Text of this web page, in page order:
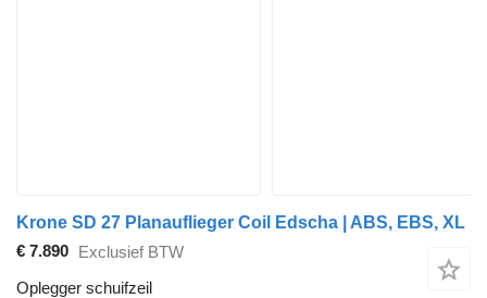
Krone SD 27 Planauflieger Coil Edscha | ABS, EBS, XL
€ 7.890 Exclusief BTW
Oplegger schuifzeil